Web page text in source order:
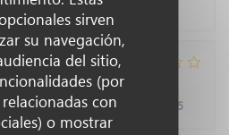
sirven
su navegación,
del sitio,
(por
con
o mostrar
!
4
/5 Menú: 3/5 Calidad / Precio /5